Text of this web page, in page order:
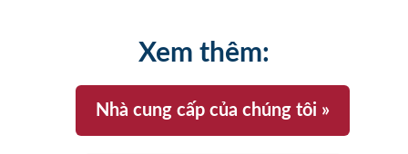
Xem thêm:
Nhà cung cấp của chúng tôi »